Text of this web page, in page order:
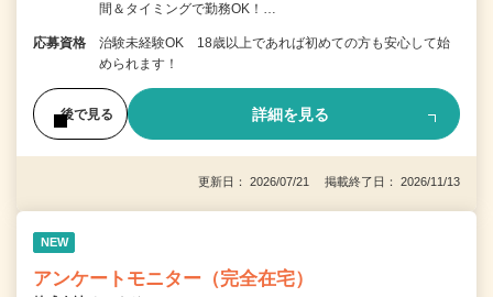
間＆タイミングで勤務OK！…
応募資格
治験未経験OK 18歳以上であれば初めての方も安心して始
められます！
後で見る 詳細を見る
更新日： 2026/07/21 掲載終了日： 2026/11/13
NEW
アンケートモニター（完全在宅）